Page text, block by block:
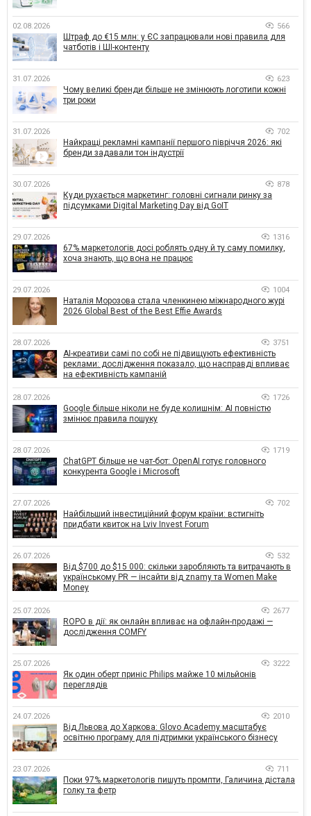
02.08.2026 566
Штраф до €15 млн: у ЄС запрацювали нові правила для
чатботів і ШІ-контенту
31.07.2026 623
Чому великі бренди більше не змінюють логотипи кожні
три роки
31.07.2026 702
Найкращі рекламні кампанії першого півріччя 2026: які
бренди задавали тон індустрії
30.07.2026 878
Куди рухається маркетинг: головні сигнали ринку за
підсумками Digital Marketing Day від GoIT
29.07.2026 1316
67% маркетологів досі роблять одну й ту саму помилку,
хоча знають, що вона не працює
29.07.2026 1004
Наталія Морозова стала членкинею міжнародного журі
2026 Global Best of the Best Effie Awards
28.07.2026 3751
AI-креативи самі по собі не підвищують ефективність
реклами: дослідження показало, що насправді впливає
на ефективність кампаній
28.07.2026 1726
Google більше ніколи не буде колишнім: AI повністю
змінює правила пошуку
28.07.2026 1719
ChatGPT більше не чат-бот: OpenAI готує головного
конкурента Google і Microsoft
27.07.2026 702
Найбільший інвестиційний форум країни: встигніть
придбати квиток на Lviv Invest Forum
26.07.2026 532
Від $700 до $15 000: скільки заробляють та витрачають в
українському PR — інсайти від znamy та Women Make
Money
25.07.2026 2677
ROPO в дії: як онлайн впливає на офлайн-продажі —
дослідження COMFY
25.07.2026 3222
Як один оберт приніс Philips майже 10 мільйонів
переглядів
24.07.2026 2010
Від Львова до Харкова: Glovo Academy масштабує
освітню програму для підтримки українського бізнесу
23.07.2026 711
Поки 97% маркетологів пишуть промпти, Галичина дістала
голку та фетр